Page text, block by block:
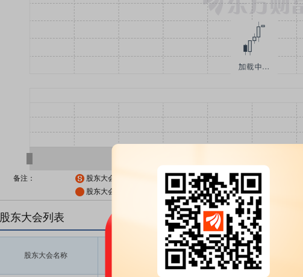
备注： 股东大会公告日 股东大会召开日
股东大会公告日前一交易日
股东大会召开日前一交易日
股东大会列表
股东大会名称 议题涉及内容
召开时间
开始日